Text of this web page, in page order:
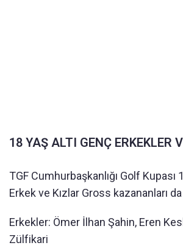
18 YAŞ ALTI GENÇ ERKEKLER
TGF Cumhurbaşkanlığı Golf Kupası
Erkek ve Kızlar Gross kazananları
Erkekler: Ömer İlhan Şahin, Eren
Zülfikari